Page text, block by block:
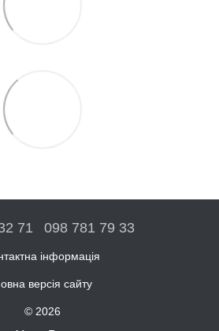
71 098 781 79 33
інформація
версія сайту
© 2026